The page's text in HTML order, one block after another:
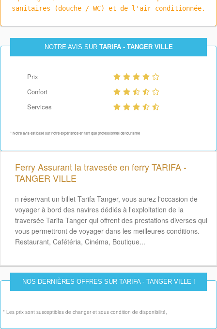
sanitaires (douche / WC) et de l'air conditionnée.
NOTRE AVIS SUR TARIFA - TANGER VILLE
Prix
Confort
Services
* Notre avis est basé sur notre expérience en tant que professionnel de tourisme
Ferry Assurant la travesée en ferry TARIFA -
TANGER VILLE
n réservant un billet Tarifa Tanger, vous aurez l'occasion de
voyager à bord des navires dédiés à l'exploitation de la
traversée Tarifa Tanger qui offrent des prestations diverses qui
vous permettront de voyager dans les meilleures conditions.
Restaurant, Cafétéria, Cinéma, Boutique...
NOS DERNIÈRES OFFRES SUR TARIFA - TANGER VILLE !
* Les prix sont susceptibles de changer et sous condition de disponibilité,